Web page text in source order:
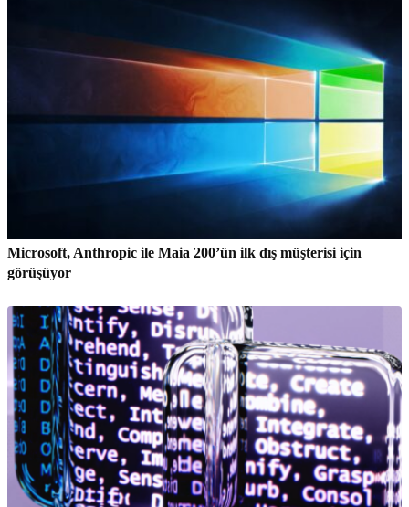
Microsoft, Anthropic ile Maia 200’ün ilk dış müşterisi için
görüşüyor